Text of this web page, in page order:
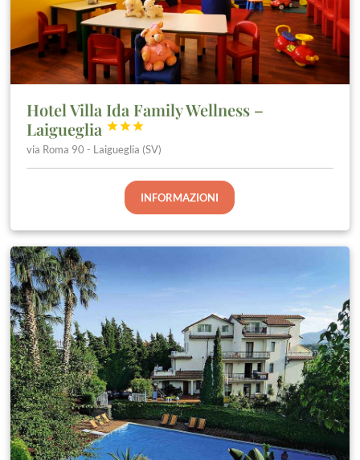
Hotel Villa Ida Family Wellness –
Laigueglia



via Roma 90 - Laigueglia (SV)
INFORMAZIONI